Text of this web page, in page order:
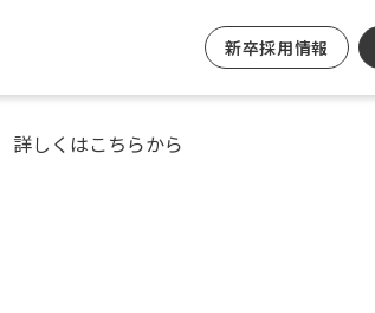
新卒採用情報
詳しくはこちらから